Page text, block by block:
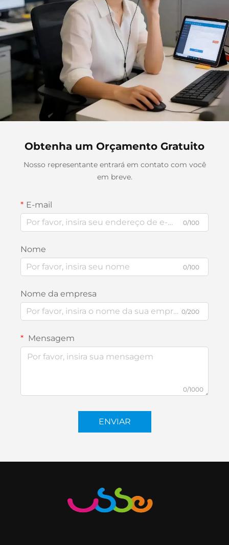
Obtenha um Orçamento Gratuito
Nosso representante entrará em contato com você
em breve.
E-mail
0/100
Nome
0/100
Nome da empresa
0/200
Mensagem
0/1000
ENVIAR